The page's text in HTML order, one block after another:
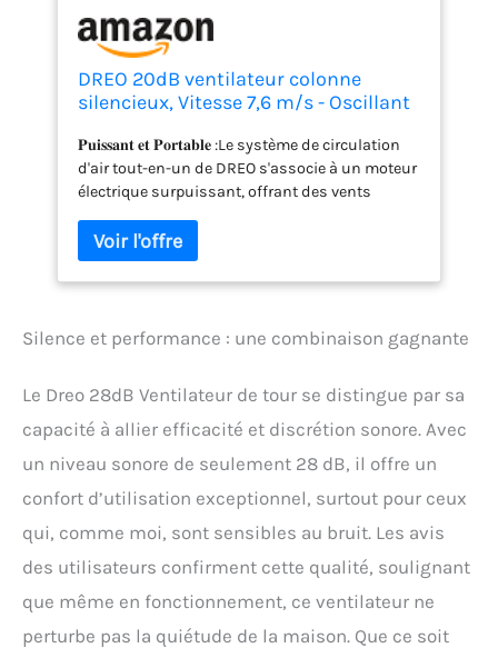
DREO 20dB ventilateur colonne
silencieux, Vitesse 7,6 m/s - Oscillant
92 cm de haut, Télécommande
incluse, 4 vitesses, 4 modes,
minuterie 8H, Noir - Nomad One
𝐏𝐮𝐢𝐬𝐬𝐚𝐧𝐭 𝐞𝐭 𝐏𝐨𝐫𝐭𝐚𝐛𝐥𝐞 :Le système de circulation
d'air tout-en-un de DREO s'associe à un moteur
électrique surpuissant, offrant des vents
tour compact de 90 cm anime chaque
centimètre d'air de votre espace de vie
rapidement, jusqu'à 7,6 m/s. É𝐥𝐢𝐦𝐢𝐧𝐞𝐳 𝐥𝐞 𝐁𝐫𝐮𝐢𝐭
long de la journée, rendus possibles par son
design d'hélice algorithmiquement optimisé et
l'affichage, le mode silencieux en mode
Sommeil, une minuterie de 8 heures et un flux
d'un sommeil réparateur quand vous en avez
besoin. 𝐅𝐚𝐜𝐢𝐥𝐞 à 𝐍𝐞𝐭𝐭𝐨𝐲𝐞𝐫 𝐞𝐭 𝐒û𝐫 à 𝐔𝐭𝐢𝐥𝐢𝐬𝐞𝐫 : La
facilitent le nettoyage. Conçu avec des grilles
anti-pincement, une prise fusionnée et une
debout certifié ETL garantit que la sécurité est
toujours une priorité. 𝐋𝐚𝐫𝐠𝐞 𝐞𝐭 𝐕𝐚𝐬𝐭𝐞
Silence et performance : une combinaison gagnante
Le Dreo 28dB Ventilateur de tour se distingue par sa
capacité à allier efficacité et discrétion sonore. Avec
un niveau sonore de seulement 28 dB, il offre un
confort d’utilisation exceptionnel, surtout pour ceux
qui, comme moi, sont sensibles au bruit. Les avis
des utilisateurs confirment cette qualité, soulignant
que même en fonctionnement, ce ventilateur ne
perturbe pas la quiétude de la maison. Que ce soit